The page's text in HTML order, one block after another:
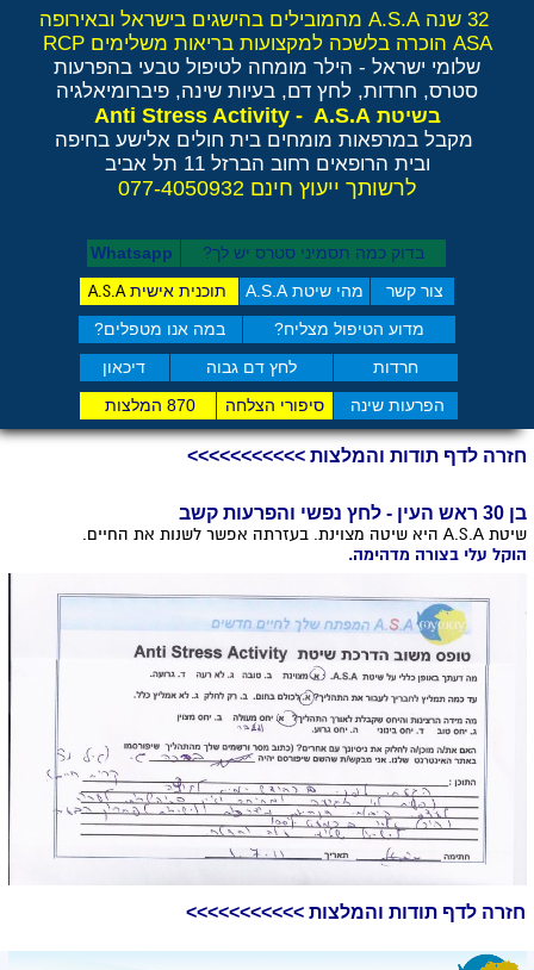
צור קשר מהי שיטת A.S.A תוכנית אישיתA.S.A
חרדות לחץ דם גבוה דיכאון
מדוע הטיפול מצליח? במה אנו מטפלים?
הפרעות שינה סיפורי הצלחה 870 המלצות
בדוק כמה תסמיני סט​רס יש לך? Whatsapp
32 שנה A.S.A מהמובילים בהישגים בישראל ובאירופה
ASA הוכרה בלשכה למקצועות בריאות משלימים RCP
שלומי ישראל - הילר מומחה לטיפול טבעי בהפרעות
סטרס, חרדות, לחץ דם, בעיות שינה, פיברומיאלגיה
בשיטת Anti Stress Activity - A.S.A
מקבל במרפאות מומחים בית חולים אלישע בחיפה
ובית הרופאים רחוב הברזל 11 תל אביב
לרשותך ייעוץ חינם 077-4050932
בן 30 ראש העין - לחץ נפשי והפרעות קשב
שיטת A.S.A היא שיטה מצוינת. בעזרתה אפשר לשנות את החיים.
הוקל עלי בצורה מדהימה.
חזרה לדף תודות והמלצות >>>>>>>>>>>
חזרה לדף תודות והמלצות >>>>>>>>>>>